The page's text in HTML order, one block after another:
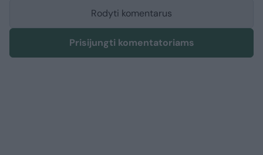
Rodyti komentarus
Prisijungti komentatoriams